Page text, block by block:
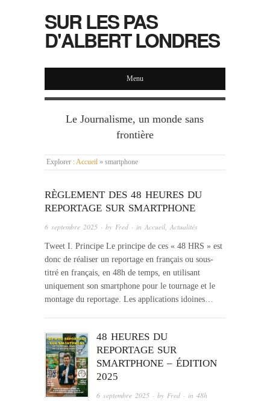
SUR LES PAS
D'ALBERT LONDRES
Menu
Le Journalisme, un monde sans
frontière
Explorer : Accueil » smartphone
RÈGLEMENT DES 48 HEURES DU
REPORTAGE SUR SMARTPHONE
6 septembre 2025 · by Fred · in Accueil, Actualités
Tweet I. Principe Le principe de ces « 48 HRS » est
donc de réaliser un reportage en français ou sous-
titré en français, en 48h de temps, en utilisant
uniquement son smartphone pour le tournage et le
montage du reportage. Les applications idoines…
48 HEURES DU
REPORTAGE SUR
SMARTPHONE – ÉDITION
2025
6 septembre 2025 · by Fred · in48h